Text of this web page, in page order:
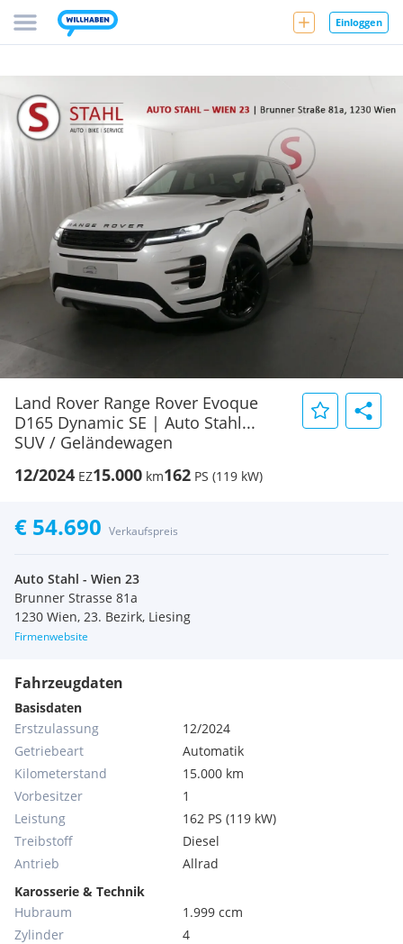
Einloggen
Land Rover Range Rover Evoque
D165 Dynamic SE | Auto Stahl...
SUV / Geländewagen
12/2024 EZ15.000 km162 PS (119 kW)
€ 54.690 Verkaufspreis
Auto Stahl - Wien 23
Brunner Strasse 81a
1230 Wien, 23. Bezirk, Liesing
Firmenwebsite
Fahrzeugdaten
Basisdaten
Erstzulassung
12/2024
Getriebeart
Automatik
Kilometerstand
15.000 km
Vorbesitzer
1
Leistung
162 PS (119 kW)
Treibstoff
Diesel
Antrieb
Allrad
Karosserie & Technik
Hubraum
1.999 ccm
Zylinder
4